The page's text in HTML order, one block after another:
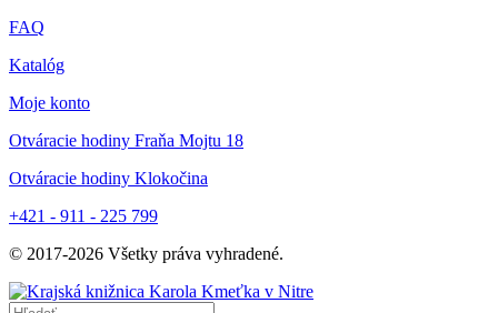
FAQ
Katalóg
Moje konto
Otváracie hodiny Fraňa Mojtu 18
Otváracie hodiny Klokočina
+421 - 911 - 225 799
© 2017-2026 Všetky práva vyhradené.